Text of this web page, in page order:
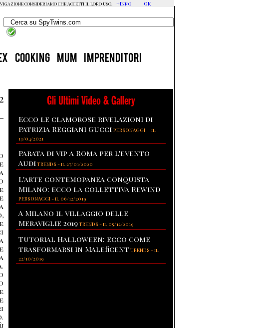
COOKING MUM IMPRENDITORI
Gli Ultimi Video & Gallery
Ecco le clamorose rivelazioni di
Patrizia Reggiani Gucci PERSONAGGI
il
13/04/2021
Parata di vip a Roma per l'evento
AudiTRENDS -il 27/01/2020
L'arte contemopanea conquista
Milano: ecco la collettiva Rewind
PERSONAGGI-il 06/12/2019
A Milano il villaggio delle
Meraviglie 2019TRENDS -il 05/12/2019
Tutorial Halloween: ecco come
trasformarsi in Maleficent TRENDS -il
22/10/2019
consideriamo che accetti il loro uso. +Info OK